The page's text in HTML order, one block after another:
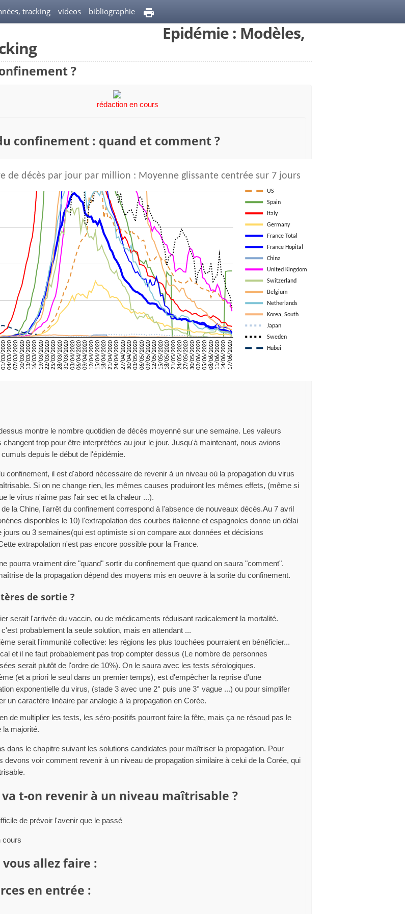
tracking videos bibliographie
Epidémie : Modèles,
?
rédaction en cours
confinement : quand et comment ?
montre le nombre quotidien de décès moyenné sur une semaine. Les valeurs
changent trop pour être interprétées au jour le jour. Jusqu'à maintenant, nous avions
depuis le début de l'épidémie.
confinement, il est d'abord nécessaire de revenir à un niveau où la propagation du virus
Si on ne change rien, les mêmes causes produiront les mêmes effets, (même si
le virus n'aime pas l'air sec et la chaleur ...).
la Chine, l'arrêt du confinement correspond à l'absence de nouveaux décès.Au 7 avril
disponbles le 10) l'extrapolation des courbes italienne et espagnoles donne un délai
jours ou 3 semaines(qui est optimiste si on compare aux données et décisions
extrapolation n'est pas encore possible pour la France.
pourra vraiment dire "quand" sortir du confinement que quand on saura "comment".
de la propagation dépend des moyens mis en oeuvre à la sorite du confinement.
de sortie ?
serait l'arrivée du vaccin, ou de médicaments réduisant radicalement la mortalité.
probablement la seule solution, mais en attendant ...
serait l'immunité collective: les régions les plus touchées pourraient en bénéficier...
et il ne faut probablement pas trop compter dessus (Le nombre de personnes
serait plutôt de l'ordre de 10%). On le saura avec les tests sérologiques.
(et a priori le seul dans un premier temps), est d'empêcher la reprise d'une
exponentielle du virus, (stade 3 avec une 2° puis une 3° vague ...) ou pour simplifer
un caractère linéaire par analogie à la propagation en Corée.
de multiplier les tests, les séro-positifs pourront faire la fête, mais ça ne résoud pas le
la majorité.
dans le chapitre suivant les solutions candidates pour maîtriser la propagation. Pour
devons voir comment revenir à un niveau de propagation similaire à celui de la Corée, qui
t-on revenir à un niveau maîtrisable ?
de prévoir l'avenir que le passé
cours
vous allez faire :
en entrée :